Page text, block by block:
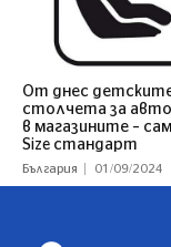
От днес
столчета за
в магазините –
Size стандарт
България 01/09/2024